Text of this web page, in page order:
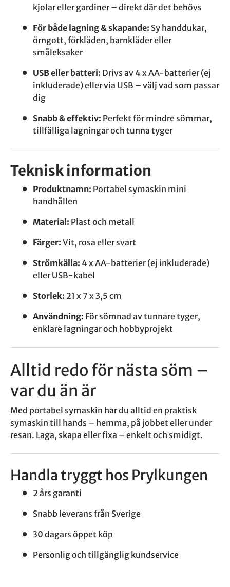
kjolar eller gardiner – direkt där det behövs
För både lagning & skapande: Sy handdukar,
örngott, förkläden, barnkläder eller
småleksaker
USB eller batteri: Drivs av 4 x AA-batterier (ej
inkluderade) eller via USB – välj vad som passar
dig
Snabb & effektiv: Perfekt för mindre sömmar,
tillfälliga lagningar och tunna tyger
Teknisk information
Produktnamn: Portabel symaskin mini
handhållen
Material: Plast och metall
Färger: Vit, rosa eller svart
Strömkälla: 4 x AA-batterier (ej inkluderade)
eller USB-kabel
Storlek: 21 x 7 x 3,5 cm
Användning: För sömnad av tunnare tyger,
enklare lagningar och hobbyprojekt
Alltid redo för nästa söm –
var du än är
Med portabel symaskin har du alltid en praktisk
symaskin till hands – hemma, på jobbet eller under
resan. Laga, skapa eller fixa – enkelt och smidigt.
Handla tryggt hos Prylkungen
2 års garanti
Snabb leverans från Sverige
30 dagars öppet köp
Personlig och tillgänglig kundservice